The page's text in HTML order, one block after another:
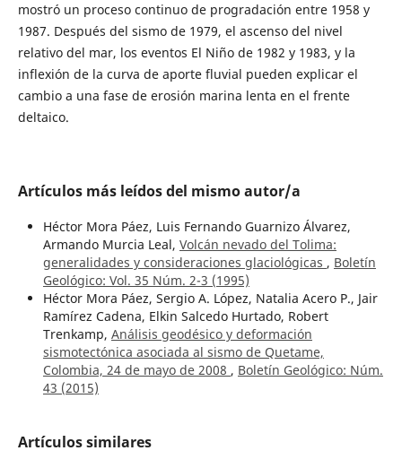
mostró un proceso continuo de progradación entre 1958 y
1987. Después del sismo de 1979, el ascenso del nivel
relativo del mar, los eventos El Niño de 1982 y 1983, y la
inflexión de la curva de aporte fluvial pueden explicar el
cambio a una fase de erosión marina lenta en el frente
deltaico.
Artículos más leídos del mismo autor/a
Héctor Mora Páez, Luis Fernando Guarnizo Álvarez,
Armando Murcia Leal, Volcán nevado del Tolima:
generalidades y consideraciones glaciológicas , Boletín
Geológico: Vol. 35 Núm. 2-3 (1995)
Héctor Mora Páez, Sergio A. López, Natalia Acero P., Jair
Ramírez Cadena, Elkin Salcedo Hurtado, Robert
Trenkamp, Análisis geodésico y deformación
sismotectónica asociada al sismo de Quetame,
Colombia, 24 de mayo de 2008 , Boletín Geológico: Núm.
43 (2015)
Artículos similares